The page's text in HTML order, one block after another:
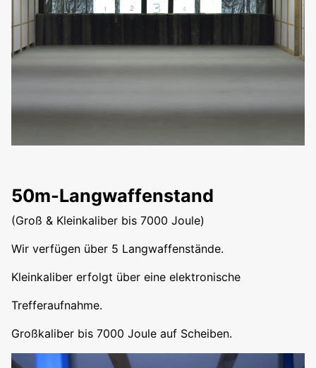
50m-Langwaffenstand
(Groß & Kleinkaliber bis 7000 Joule)
Wir verfügen über 5 Langwaffenstände.
Kleinkaliber erfolgt über eine elektronische
Trefferaufnahme.
Großkaliber bis 7000 Joule auf Scheiben.